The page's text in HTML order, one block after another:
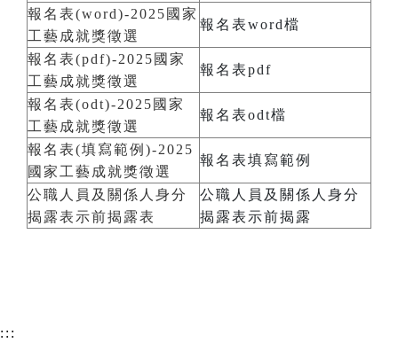
報名表(word)-2025國家
工藝成就獎徵選
報名表word檔
報名表(pdf)-2025國家
工藝成就獎徵選
報名表pdf
報名表(odt)-2025國家
工藝成就獎徵選
報名表odt檔
報名表(填寫範例)-2025
國家工藝成就獎徵選
報名表填寫範例
公職人員及關係人身分
揭露表示前揭露表
公職人員及關係人身分
揭露表示前揭露
:::